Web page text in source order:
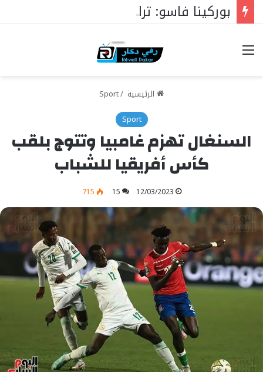
خيارات
الرئيسية /
Sport
Sport
السنغال تهزم غامبيا وتتوج بلقب
كأس أفريقيا للشباب
12/03/2023
15
715